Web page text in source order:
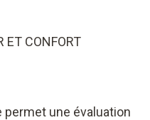
ET CONFORT
permet une évaluation